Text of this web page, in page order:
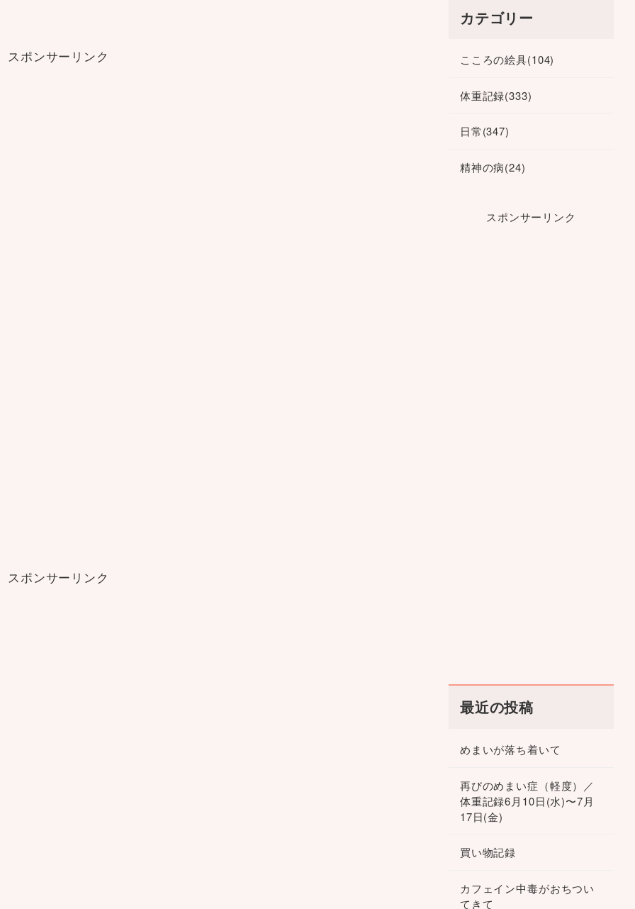
スポンサーリンク
スポンサーリンク
カテゴリー
こころの絵具(104)
体重記録(333)
日常(347)
精神の病(24)
スポンサーリンク
最近の投稿
めまいが落ち着いて
再びのめまい症（軽度）／
体重記録6月10日(水)〜7月
17日(金)
買い物記録
カフェイン中毒がおちつい
てきて